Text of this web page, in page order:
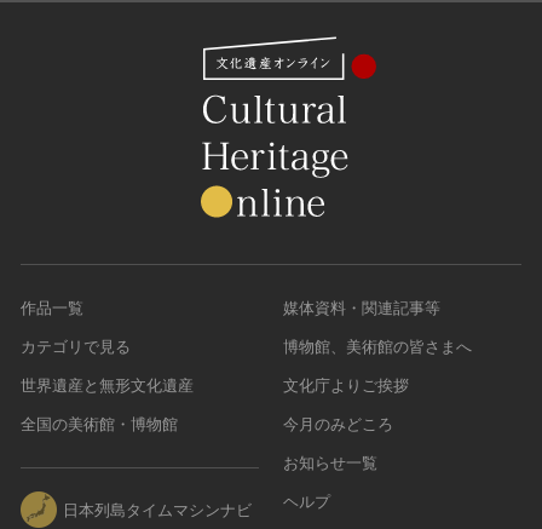
武家町
宿場町
港町
農・山村集落
作品一覧
カテゴリで見る
世界遺産と無形文化遺産
全国の美術館・博物館
日本列島タイムマシンナビ
媒体資料・関連記事等
博物館、美術館の皆さまへ
文化庁よりご挨拶
今月のみどころ
お知らせ一覧
ヘルプ